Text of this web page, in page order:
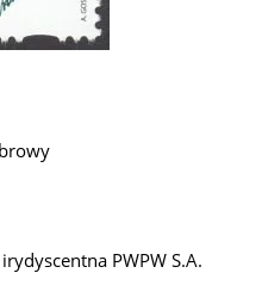
PWPW S.A.